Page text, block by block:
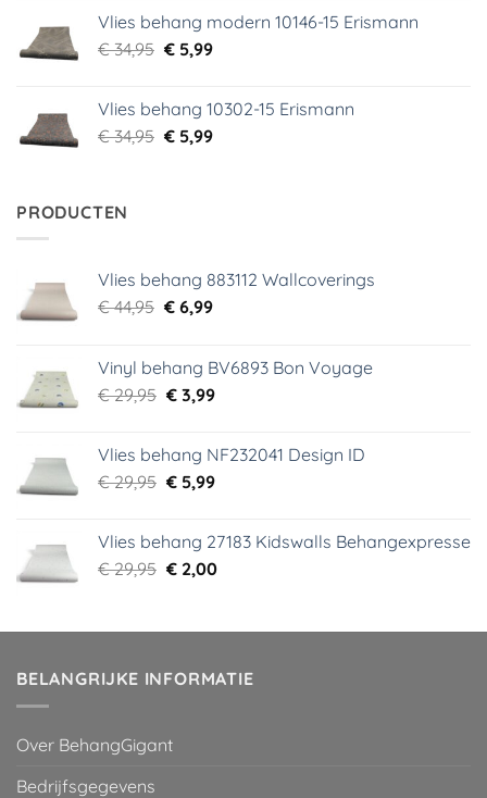
€ 39,95.€ 5,99.
Vlies behang modern 10146-15 Erismann
€34,95 Oorspronkelijke
€ 34,95.
€5,99Huidige
€ 5,99.
Vlies behang 10302-15 Erismann
€34,95 Oorspronkelijke
€5,99Huidige
PRODUCTEN
Vlies behang 883112 Wallcoverings
€44,95 Oorspronkelijke
€ 44,95.
€6,99Huidige
€ 6,99.
Vinyl behang BV6893 Bon Voyage
€29,95 Oorspronkelijke
€ 29,95.
€3,99Huidige
€ 3,99.
Vlies behang NF232041 Design ID
€29,95 Oorspronkelijke
€ 29,95.
€5,99Huidige
€ 5,99.
Vlies behang 27183 Kidswalls Behangexpresse
€29,95 Oorspronkelijke
€ 29,95.
€2,00Huidige
€ 2,00.
BELANGRIJKE INFORMATIE
Over BehangGigant
Bedrijfsgegevens